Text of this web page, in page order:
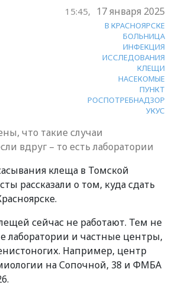
15:45, 17 января 2025
В КРАСНОЯРСКЕ
БОЛЬНИЦА
ИНФЕКЦИЯ
ИССЛЕДОВАНИЯ
КЛЕЩИ
НАСЕКОМЫЕ
ПУНКТ
РОСПОТРЕБНАДЗОР
УКУС
что такие случаи
вдруг – то есть лаборатории
клеща в Томской
рассказали о том, куда сдать
сейчас не работают. Тем не
лаборатории и частные центры,
Например, центр
на Сопочной, 38 и ФМБА